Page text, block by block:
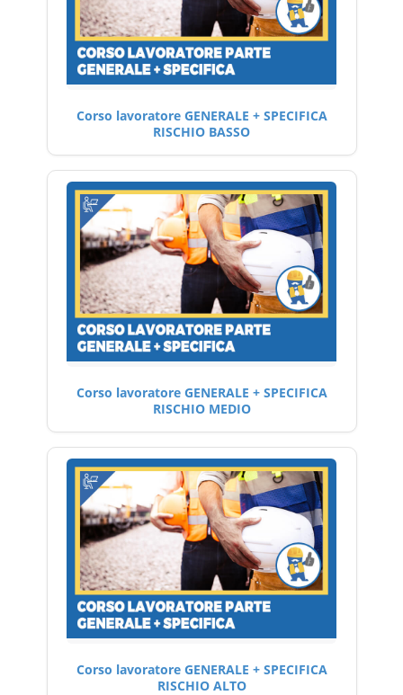
Corso lavoratore GENERALE + SPECIFICA
RISCHIO BASSO
Corso lavoratore GENERALE + SPECIFICA
RISCHIO MEDIO
Corso lavoratore GENERALE + SPECIFICA
RISCHIO ALTO